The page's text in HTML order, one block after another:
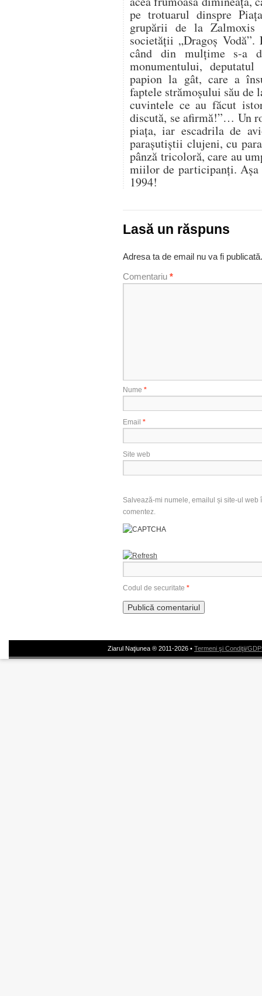
pe trotuarul dinspre
grupării de la Zalmoxis
societății „Dragoș
când din mulțime s-a
monumentului,
papion la gât, care a
faptele strămoșului său de
cuvintele ce au făcut
discută, se afirmă!”… Un
piața, iar escadrila de
parașutiștii clujeni, cu
pânză tricoloră, care au
miilor de participanți. Așa
1994!
Lasă un răspuns
Adresa ta de email nu va fi publicată.
Comentariu *
Nume *
Email *
Site web
Salvează-mi numele, emailul și site-ul
comentez.
Codul de securitate *
Ziarul Naţiunea ® 2011-2026 • Termeni şi Condiţii/